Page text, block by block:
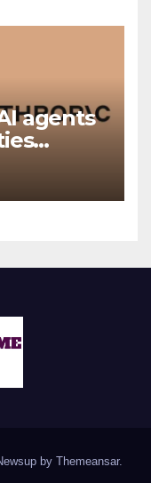
agents
by Themeansar.